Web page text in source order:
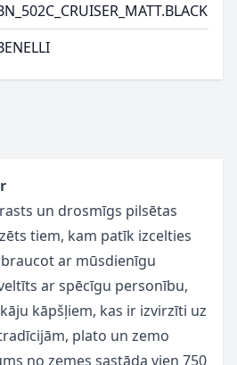
un drosmīgs pilsētas
tiem, kam patīk izcelties
ar mūsdienīgu
ar spēcīgu personību,
kāpšļiem, kas ir izvirzīti uz
plato un zemo
no zemes sastāda vien 750